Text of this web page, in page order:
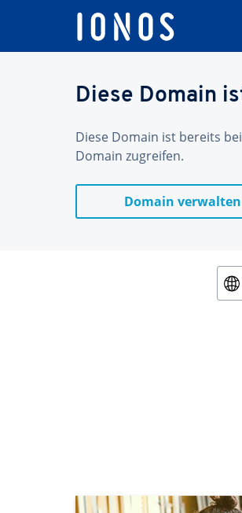
Diese Domain
Diese Domain ist bereits
Domain zugreifen.
Domain verwalten